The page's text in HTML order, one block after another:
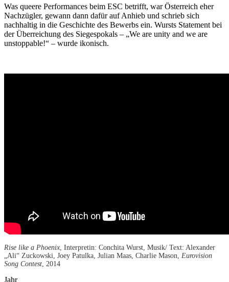
Was queere Performances beim ESC betrifft, war Österreich eher
Nachzügler, gewann dann dafür auf Anhieb und schrieb sich
nachhaltig in die Geschichte des Bewerbs ein. Wursts Statement bei
der Überreichung des Siegespokals – „We are unity and we are
unstoppable!“ – wurde ikonisch.
Rise like a Phoenix , Interpretin: Conchita Wurst, Musik/ Text: Alexander
„Ali“ Zuckowski, Joey Patulka, Julian Maas, Charlie Mason, Eurovision
Song Contest , 2014
Jahr